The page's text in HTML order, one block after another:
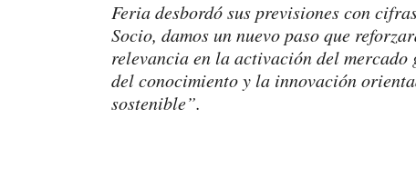
Feria desbordó sus previsiones con
Socio, damos un nuevo paso que
relevancia en la activación del
del conocimiento y la innovación
sostenible”.